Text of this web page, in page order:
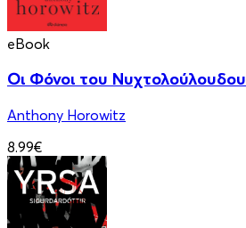
eBook
Οι Φόνοι του Νυχτολούλουδου
Anthony Horowitz
8.99€